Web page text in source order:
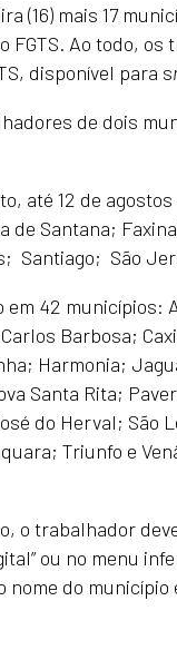
(16) mais 17
FGTS. Ao todo,
disponível para s
de dois
até 12 de
de Santana;
Santiago; São
em 42
Barbosa;
Harmonia;
Santa Rita;
do Herval; São
Triunfo e
o trabalhador
ou no menu
nome do